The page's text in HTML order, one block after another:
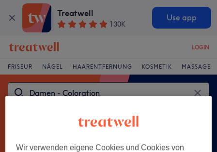
Treatwell
130K
Use app
LOGIN
FRISEUR NÄGEL HAARENTFERNUNG KOSMETIK MASSAGE
Wir verwenden eigene Cookies und Cookies von